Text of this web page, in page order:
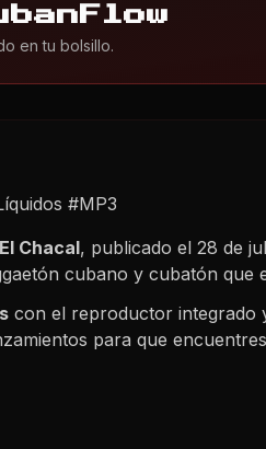
en tu bolsillo.
#MP3
El Chacal, publicado el 28 de
cubano y cubatón que
con el reproductor integrado
para que